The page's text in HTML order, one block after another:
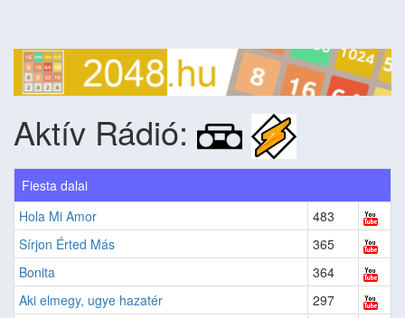
Aktív Rádió:
Fiesta dalai
Hola Mi Amor
483
Sírjon Érted Más
365
Bonita
364
Aki elmegy, ugye hazatér
297